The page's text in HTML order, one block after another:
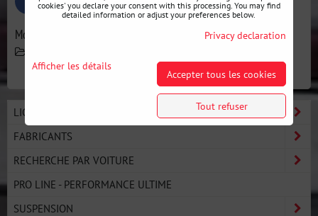
FacebookTwitter BlueskyPinterestReddit LinkedInWhatsApp
E-
mail
More from category
LIGNE BASIC - DÉMARREZ LE DRIFT
FABRICANTS
RECHERCHE PAR VOITURE
PRO LINE - PERFORMANCE ULTIME
SUSPENSION
cookies' you declare your consent with this processing. You may find
detailed information or adjust your preferences below.
Privacy declaration
Afficher les détails
Accepter tous les cookies
Tout refuser